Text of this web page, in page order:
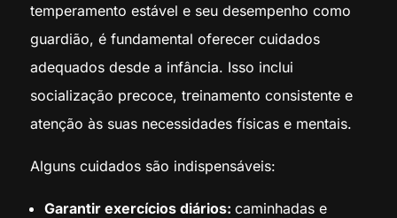
temperamento estável e seu desempenho como
guardião, é fundamental oferecer cuidados
adequados desde a infância. Isso inclui
socialização precoce, treinamento consistente e
atenção às suas necessidades físicas e mentais.
Alguns cuidados são indispensáveis:
Garantir exercícios diários: caminhadas e